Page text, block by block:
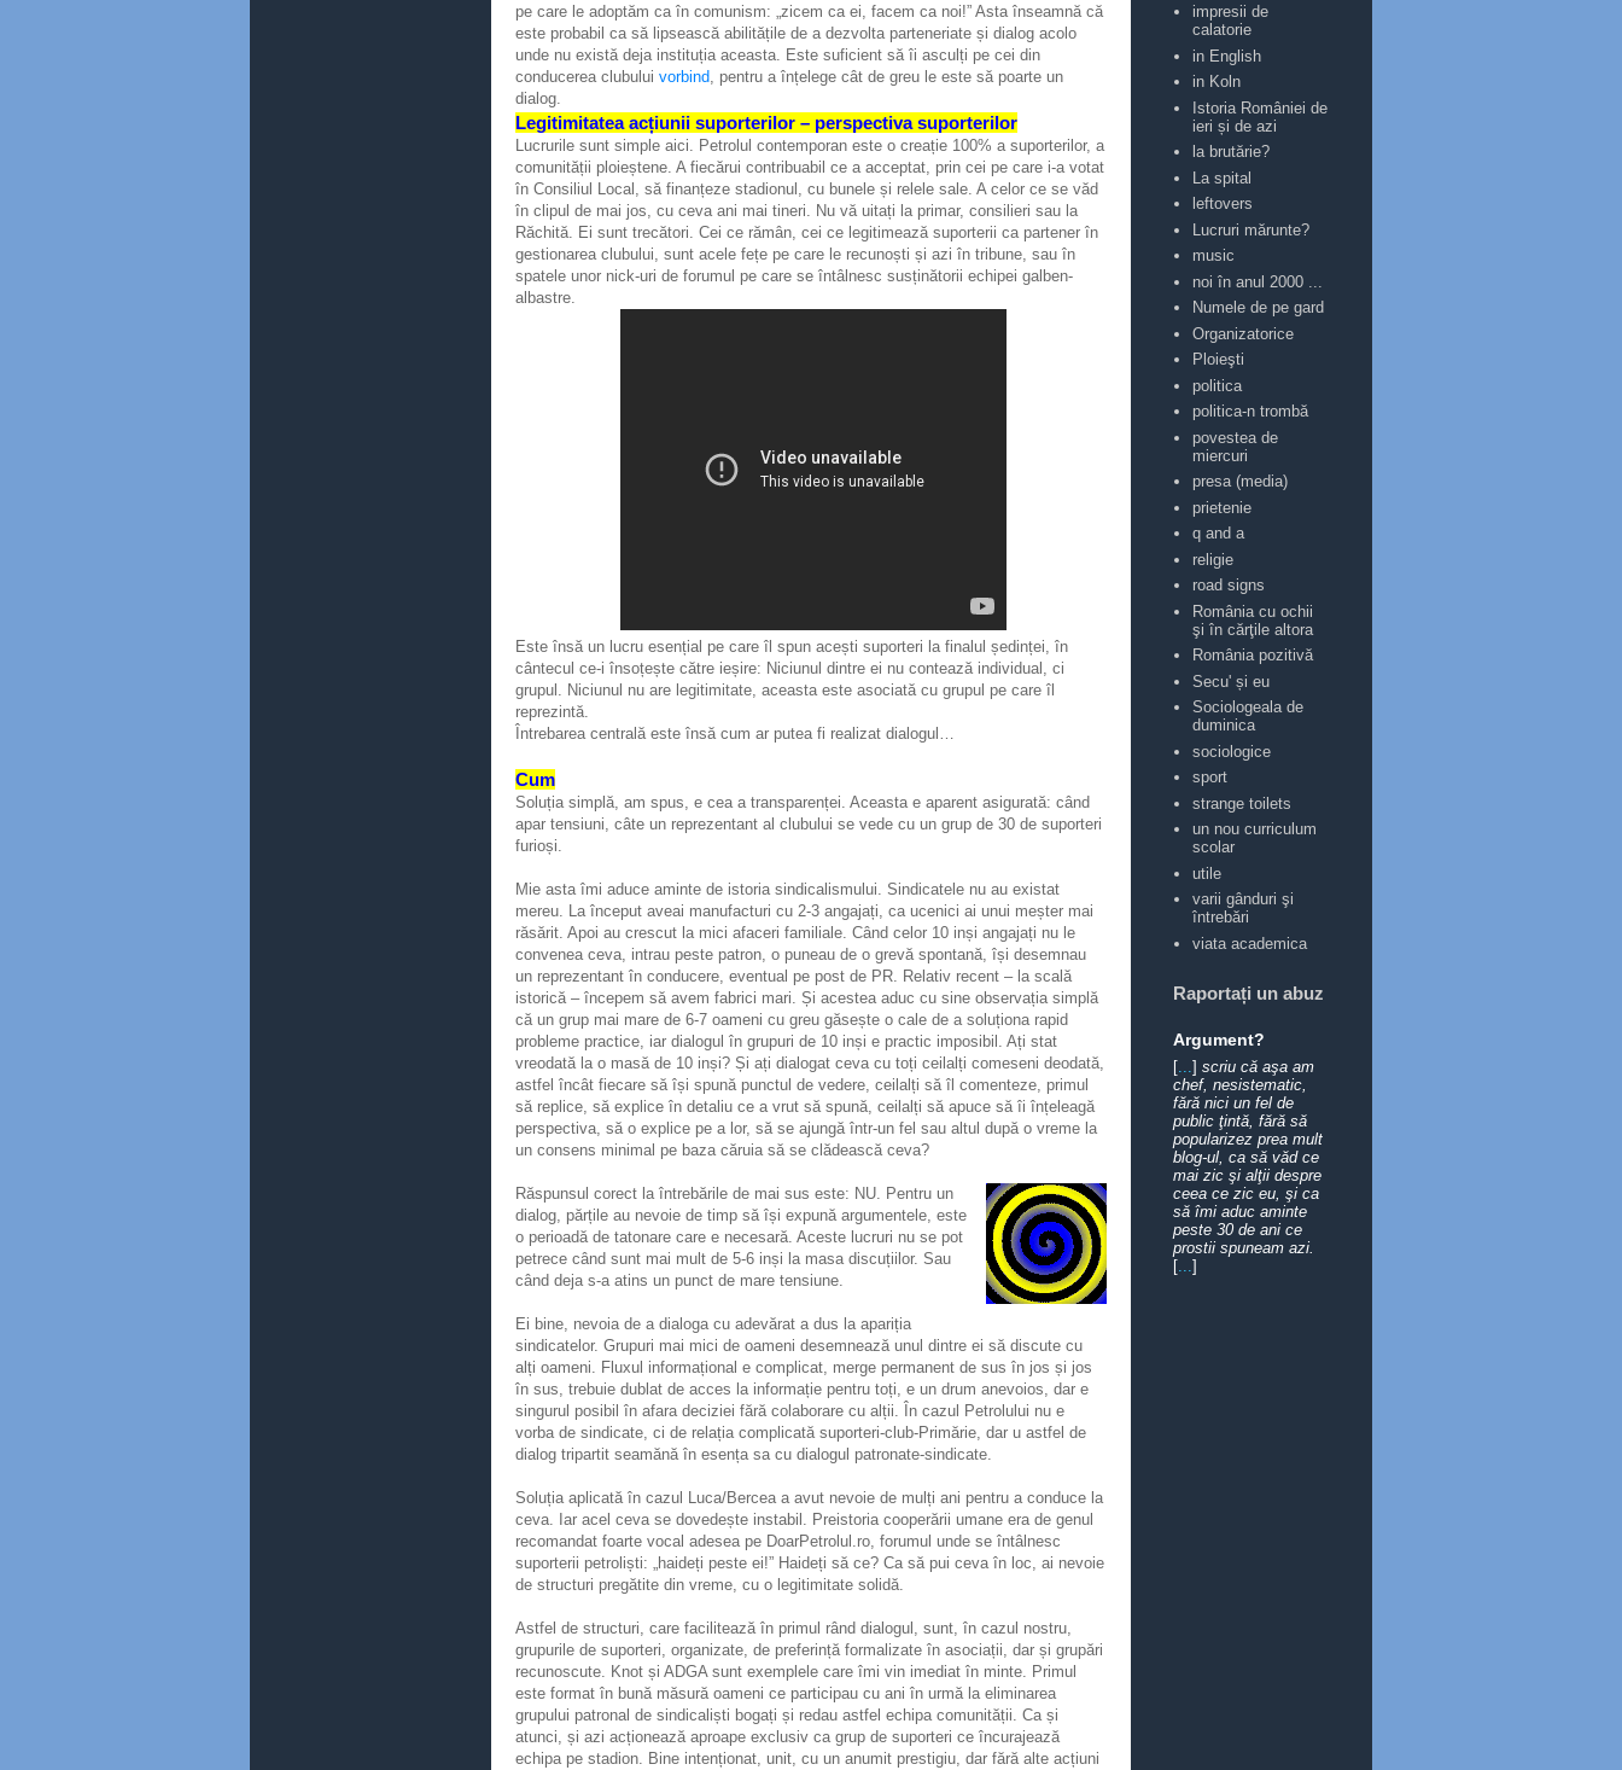
pe care le adoptăm ca în comunism: „zicem ca ei, facem ca noi!” Asta înseamnă că
este probabil ca să lipsească abilitățile de a dezvolta parteneriate și dialog acolo
unde nu există deja instituția aceasta. Este suficient să îi asculți pe cei din
conducerea clubului vorbind, pentru a înțelege cât de greu le este să poarte un
dialog.
Legitimitatea acțiunii suporterilor – perspectiva suporterilor
Lucrurile sunt simple aici. Petrolul contemporan este o creație 100% a suporterilor, a
comunității ploieștene. A fiecărui contribuabil ce a acceptat, prin cei pe care i-a votat
în Consiliul Local, să finanțeze stadionul, cu bunele și relele sale. A celor ce se văd
în clipul de mai jos, cu ceva ani mai tineri. Nu vă uitați la primar, consilieri sau la
Răchită. Ei sunt trecători. Cei ce rămân, cei ce legitimează suporterii ca partener în
gestionarea clubului, sunt acele fețe pe care le recunoști și azi în tribune, sau în
spatele unor nick-uri de forumul pe care se întâlnesc susținătorii echipei galben-
albastre.
Este însă un lucru esențial pe care îl spun acești suporteri la finalul ședinței, în
cântecul ce-i însoțește către ieșire: Niciunul dintre ei nu contează individual, ci
grupul. Niciunul nu are legitimitate, aceasta este asociată cu grupul pe care îl
reprezintă.
Întrebarea centrală este însă cum ar putea fi realizat dialogul…
Cum
Soluția simplă, am spus, e cea a transparenței. Aceasta e aparent asigurată: când
apar tensiuni, câte un reprezentant al clubului se vede cu un grup de 30 de suporteri
furioși.
Mie asta îmi aduce aminte de istoria sindicalismului. Sindicatele nu au existat
mereu. La început aveai manufacturi cu 2-3 angajați, ca ucenici ai unui meșter mai
răsărit. Apoi au crescut la mici afaceri familiale. Când celor 10 inși angajați nu le
convenea ceva, intrau peste patron, o puneau de o grevă spontană, își desemnau
un reprezentant în conducere, eventual pe post de PR. Relativ recent – la scală
istorică – începem să avem fabrici mari. Și acestea aduc cu sine observația simplă
că un grup mai mare de 6-7 oameni cu greu găsește o cale de a soluționa rapid
probleme practice, iar dialogul în grupuri de 10 inși e practic imposibil. Ați stat
vreodată la o masă de 10 inși? Și ați dialogat ceva cu toți ceilalți comeseni deodată,
astfel încât fiecare să își spună punctul de vedere, ceilalți să îl comenteze, primul
să replice, să explice în detaliu ce a vrut să spună, ceilalți să apuce să îi înțeleagă
perspectiva, să o explice pe a lor, să se ajungă într-un fel sau altul după o vreme la
un consens minimal pe baza căruia să se clădească ceva?
Răspunsul corect la întrebările de mai sus este: NU. Pentru un
dialog, părțile au nevoie de timp să își expună argumentele, este
o perioadă de tatonare care e necesară. Aceste lucruri nu se pot
petrece când sunt mai mult de 5-6 inși la masa discuțiilor. Sau
când deja s-a atins un punct de mare tensiune.
Ei bine, nevoia de a dialoga cu adevărat a dus la apariția
sindicatelor. Grupuri mai mici de oameni desemnează unul dintre ei să discute cu
alți oameni. Fluxul informațional e complicat, merge permanent de sus în jos și jos
în sus, trebuie dublat de acces la informație pentru toți, e un drum anevoios, dar e
singurul posibil în afara deciziei fără colaborare cu alții. În cazul Petrolului nu e
vorba de sindicate, ci de relația complicată suporteri-club-Primărie, dar u astfel de
dialog tripartit seamănă în esența sa cu dialogul patronate-sindicate.
Soluția aplicată în cazul Luca/Bercea a avut nevoie de mulți ani pentru a conduce la
ceva. Iar acel ceva se dovedește instabil. Preistoria cooperării umane era de genul
recomandat foarte vocal adesea pe DoarPetrolul.ro, forumul unde se întâlnesc
suporterii petroliști: „haideți peste ei!” Haideți să ce? Ca să pui ceva în loc, ai nevoie
de structuri pregătite din vreme, cu o legitimitate solidă.
Astfel de structuri, care facilitează în primul rând dialogul, sunt, în cazul nostru,
grupurile de suporteri, organizate, de preferință formalizate în asociații, dar și grupări
recunoscute. Knot și ADGA sunt exemplele care îmi vin imediat în minte. Primul
este format în bună măsură oameni ce participau cu ani în urmă la eliminarea
grupului patronal de sindicaliști bogați și redau astfel echipa comunității. Ca și
atunci, și azi acționează aproape exclusiv ca grup de suporteri ce încurajează
echipa pe stadion. Bine intenționat, unit, cu un anumit prestigiu, dar fără alte acțiuni
impresii de
calatorie
in English
in Koln
Istoria României de
ieri și de azi
la brutărie?
La spital
leftovers
Lucruri mărunte?
music
noi în anul 2000 ...
Numele de pe gard
Organizatorice
Ploieşti
politica
politica-n trombă
povestea de
miercuri
presa (media)
prietenie
q and a
religie
road signs
România cu ochii
şi în cărţile altora
România pozitivă
Secu' și eu
Sociologeala de
duminica
sociologice
sport
strange toilets
un nou curriculum
scolar
utile
varii gânduri şi
întrebări
viata academica
Raportați un abuz
Argument?
[ ] scriu că aşa am
chef, nesistematic,
fără nici un fel de
public ţintă, fără să
popularizez prea mult
blog-ul, ca să văd ce
mai zic şi alţii despre
ceea ce zic eu, şi ca
să îmi aduc aminte
peste 30 de ani ce
prostii spuneam azi.
[
]